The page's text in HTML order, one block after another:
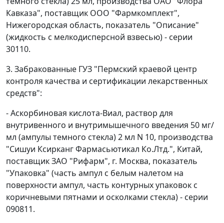
Кавказа", поставщик ООО "Фармкомплект",
Нижегородская область, показатель "Описание"
(жидкость с мелкодисперсной взвесью) - серии
30110.
3. Забракованные ГУЗ "Пермский краевой центр
контроля качества и сертификации лекарственных
средств":
- Аскорбиновая кислота-Виал, раствор для
внутривенного и внутримышечного введения 50 мг/
мл (ампулы темного стекла) 2 мл N 10, производства
"Сишуи Ксирканг Фармасьютикал Ко.Лтд.", Китай,
поставщик ЗАО "Рифарм", г. Москва, показатель
"Упаковка" (часть ампул с белым налетом на
поверхности ампул, часть контурных упаковок с
коричневыми пятнами и осколками стекла) - серии
090811.